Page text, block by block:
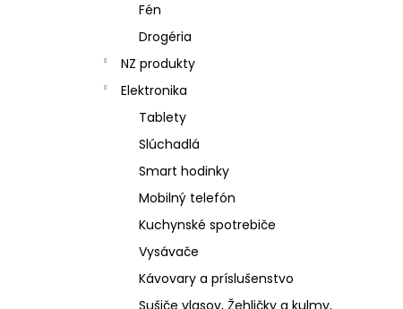
Fén
Drogéria
NZ produkty
Elektronika
Tablety
Slúchadlá
Smart hodinky
Mobilný telefón
Kuchynské spotrebiče
Vysávače
Kávovary a príslušenstvo
Sušiče vlasov, Žehličky a kulmy,